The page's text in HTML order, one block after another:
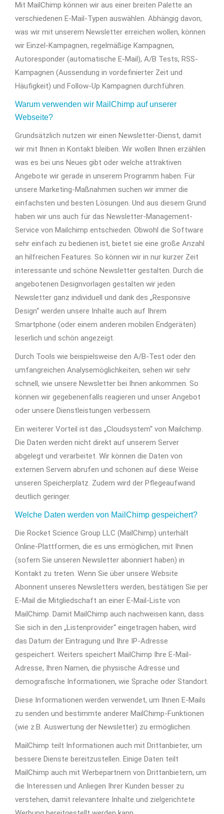
Mit MailChimp können wir aus einer breiten Palette an
verschiedenen E-Mail-Typen auswählen. Abhängig davon,
was wir mit unserem Newsletter erreichen wollen, können
wir Einzel-Kampagnen, regelmäßige Kampagnen,
Autoresponder (automatische E-Mail), A/B Tests, RSS-
Kampagnen (Aussendung in vordefinierter Zeit und
Häufigkeit) und Follow-Up Kampagnen durchführen.
Warum verwenden wir MailChimp auf unserer
Webseite?
Grundsätzlich nutzen wir einen Newsletter-Dienst, damit
wir mit Ihnen in Kontakt bleiben. Wir wollen Ihnen erzählen
was es bei uns Neues gibt oder welche attraktiven
Angebote wir gerade in unserem Programm haben. Für
unsere Marketing-Maßnahmen suchen wir immer die
einfachsten und besten Lösungen. Und aus diesem Grund
haben wir uns auch für das Newsletter-Management-
Service von Mailchimp entschieden. Obwohl die Software
sehr einfach zu bedienen ist, bietet sie eine große Anzahl
an hilfreichen Features. So können wir in nur kurzer Zeit
interessante und schöne Newsletter gestalten. Durch die
angebotenen Designvorlagen gestalten wir jeden
Newsletter ganz individuell und dank des „Responsive
Design“ werden unsere Inhalte auch auf Ihrem
Smartphone (oder einem anderen mobilen Endgeräten)
leserlich und schön angezeigt.
Durch Tools wie beispielsweise den A/B-Test oder den
umfangreichen Analysemöglichkeiten, sehen wir sehr
schnell, wie unsere Newsletter bei Ihnen ankommen. So
können wir gegebenenfalls reagieren und unser Angebot
oder unsere Dienstleistungen verbessern.
Ein weiterer Vorteil ist das „Cloudsystem“ von Mailchimp.
Die Daten werden nicht direkt auf unserem Server
abgelegt und verarbeitet. Wir können die Daten von
externen Servern abrufen und schonen auf diese Weise
unseren Speicherplatz. Zudem wird der Pflegeaufwand
deutlich geringer.
Welche Daten werden von MailChimp gespeichert?
Die Rocket Science Group LLC (MailChimp) unterhält
Online-Plattformen, die es uns ermöglichen, mit Ihnen
(sofern Sie unseren Newsletter abonniert haben) in
Kontakt zu treten. Wenn Sie über unsere Website
Abonnent unseres Newsletters werden, bestätigen Sie per
E-Mail die Mitgliedschaft an einer E-Mail-Liste von
MailChimp. Damit MailChimp auch nachweisen kann, dass
Sie sich in den „Listenprovider“ eingetragen haben, wird
das Datum der Eintragung und Ihre IP-Adresse
gespeichert. Weiters speichert MailChimp Ihre E-Mail-
Adresse, Ihren Namen, die physische Adresse und
demografische Informationen, wie Sprache oder Standort.
Diese Informationen werden verwendet, um Ihnen E-Mails
zu senden und bestimmte anderer MailChimp-Funktionen
(wie z.B. Auswertung der Newsletter) zu ermöglichen.
MailChimp teilt Informationen auch mit Drittanbieter, um
bessere Dienste bereitzustellen. Einige Daten teilt
MailChimp auch mit Werbepartnern von Drittanbietern, um
die Interessen und Anliegen Ihrer Kunden besser zu
verstehen, damit relevantere Inhalte und zielgerichtete